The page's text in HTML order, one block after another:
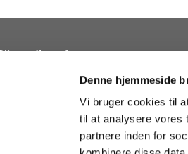
Denne hjemmeside
Vi bruger cookies til
til at analysere vores
partnere inden for
medlem af
Hellig Kors